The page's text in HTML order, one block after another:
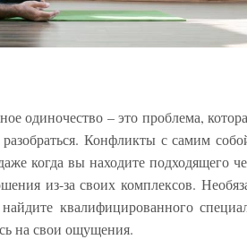
одиночество – это проблема,
Конфликты с самим
когда вы находите подходящего
из-за своих комплексов.
квалифицированного
на свои ощущения.